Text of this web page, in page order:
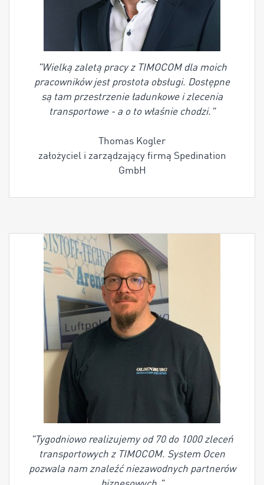
"Wielką zaletą pracy z TIMOCOM dla moich
pracowników jest prostota obsługi. Dostępne
są tam przestrzenie ładunkowe i zlecenia
transportowe - a o to właśnie chodzi."
Thomas Kogler
założyciel i zarządzający firmą Spedination
GmbH
"Tygodniowo realizujemy od 70 do 1000 zleceń
transportowych z TIMOCOM. System Ocen
pozwala nam znaleźć niezawodnych partnerów